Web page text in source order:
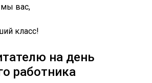
вас,
класс!
на день
работника